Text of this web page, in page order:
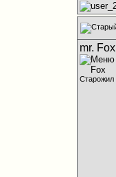
mr. Fox
Старожил